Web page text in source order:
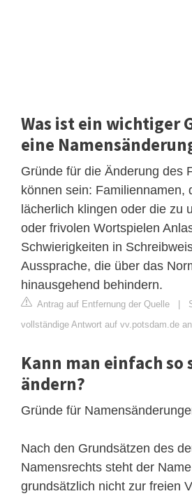
Was ist ein wichtiger
eine
Gründe für die Änderung des
können sein: Familiennamen,
lächerlich klingen oder die zu
oder frivolen Wortspielen
Schwierigkeiten in
Aussprache, die über das
hinausgehend behindern.
Antrag auf Entfernung der Quelle
vollständige Antwort auf vv.potsdam.de an
Kann man einfach so
ändern?
Gründe für
Nach den Grundsätzen des
Namensrechts steht der
grundsätzlich nicht zur freien